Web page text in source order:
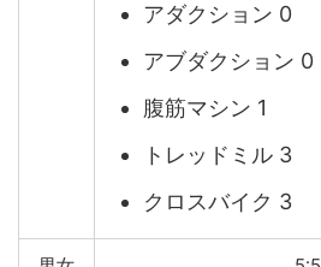
アダクション 0
アブダクション 0
腹筋マシン 1
トレッドミル 3
クロスバイク 3